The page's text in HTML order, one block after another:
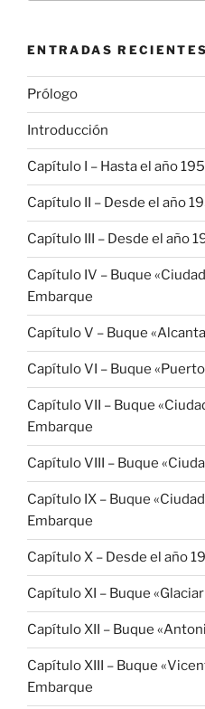
ENTRADAS RECIENTES
Prólogo
Introducción
Capítulo I – Hasta el año
Capítulo II – Desde el año
Capítulo III – Desde el año
Capítulo IV – Buque
Embarque
Capítulo V – Buque
Capítulo VI – Buque
Capítulo VII – Buque
Embarque
Capítulo VIII – Buque
Capítulo IX – Buque
Embarque
Capítulo X – Desde el año
Capítulo XI – Buque
Capítulo XII – Buque
Capítulo XIII – Buque
Embarque